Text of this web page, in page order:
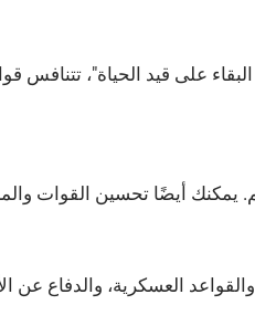
على قيد الحياة"، تتنافس
يمكنك أيضًا تحسين القوات
العسكرية، والدفاع